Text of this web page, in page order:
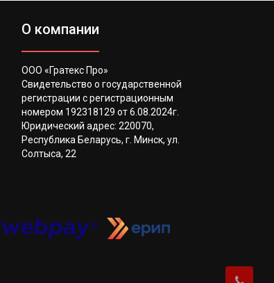
О компании
ООО «Гратекс Про»
Свидетельство о государственной
регистрации с регистрационным
номером 192318129 от 6.08.2024г.
Юридический адрес: 220070,
Республика Беларусь, г. Минск, ул.
Солтыса, 22